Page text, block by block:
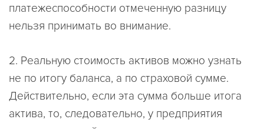
платежеспособности отмеченную разницу
нельзя принимать во внимание.
2. Реальную стоимость активов можно узнать
не по итогу баланса, а по страховой сумме.
Действительно, если эта сумма больше итога
актива, то, следовательно, у предприятия